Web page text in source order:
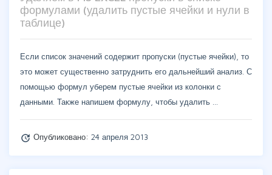
формулами (удалить пустые ячейки и нули в
таблице)
Если список значений содержит пропуски (пустые ячейки), то
это может существенно затруднить его дальнейший анализ. С
помощью формул уберем пустые ячейки из колонки с
данными. Также напишем формулу, чтобы удалить …
update Опубликовано: 24 апреля 2013